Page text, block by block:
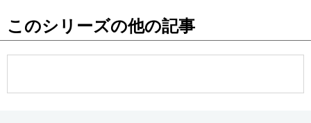
公式SNS
このシリーズの他の記事